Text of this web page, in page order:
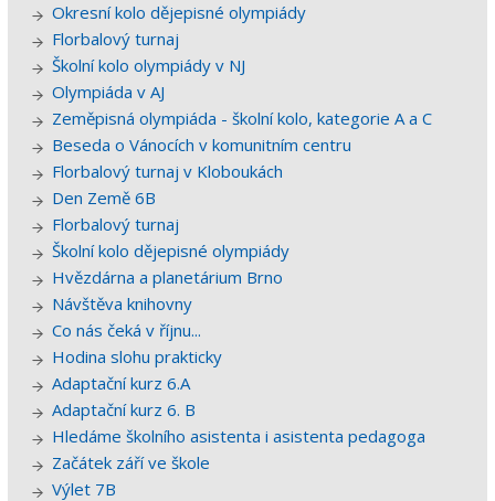
Okresní kolo dějepisné olympiády
Florbalový turnaj
Školní kolo olympiády v NJ
Olympiáda v AJ
Zeměpisná olympiáda - školní kolo, kategorie A a C
Beseda o Vánocích v komunitním centru
Florbalový turnaj v Kloboukách
Den Země 6B
Florbalový turnaj
Školní kolo dějepisné olympiády
Hvězdárna a planetárium Brno
Návštěva knihovny
Co nás čeká v říjnu...
Hodina slohu prakticky
Adaptační kurz 6.A
Adaptační kurz 6. B
Hledáme školního asistenta i asistenta pedagoga
Začátek září ve škole
Výlet 7B